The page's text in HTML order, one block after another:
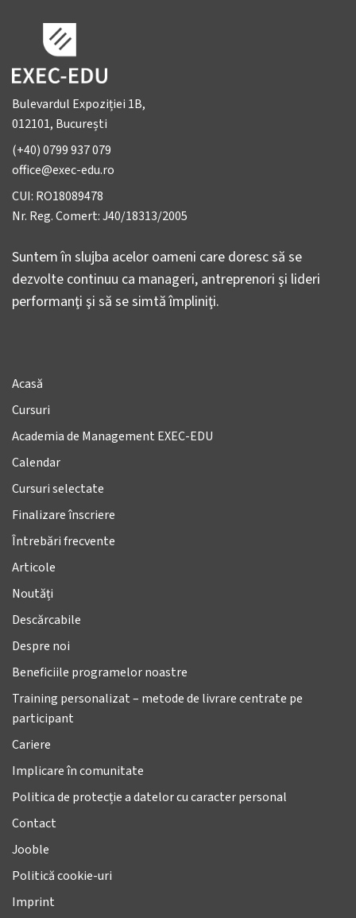
Bulevardul Expoziției 1B,
012101, București
(+40) 0799 937 079
office@exec-edu.ro
CUI: RO18089478
Nr. Reg. Comert: J40/18313/2005
Suntem în slujba acelor oameni care doresc să se
dezvolte continuu ca manageri, antreprenori şi lideri
performanţi şi să se simtă împliniţi.
Acasă
Cursuri
Academia de Management EXEC-EDU
Calendar
Cursuri selectate
Finalizare înscriere
Întrebări frecvente
Articole
Noutăți
Descărcabile
Despre noi
Beneficiile programelor noastre
Training personalizat – metode de livrare centrate pe
participant
Cariere
Implicare în comunitate
Politica de protecție a datelor cu caracter personal
Contact
Jooble
Politică cookie-uri
Imprint